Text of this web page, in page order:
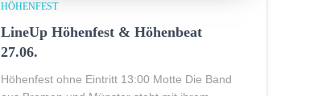
HÖHENFEST
LineUp Höhenfest & Höhenbeat
27.06.
Höhenfest ohne Eintritt 13:00 Motte Die Band